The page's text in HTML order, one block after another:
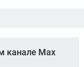
канале Max